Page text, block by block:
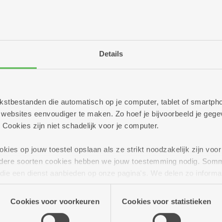
Details
die automatisch op je computer, tablet of
eenvoudiger te maken. Zo hoef je bijvoorbeeld je
zijn niet schadelijk voor je computer.
op jouw toestel opslaan als ze strikt noodzakelijk zijn
soorten cookies hebben we jouw toestemming nodig.
een dienst aanbieden op onze pagina's. We delen zo
onze site voor social media, advertenties en analyse. Deze
Cookies voor voorkeuren Cookies voor statistieken
de directie van
Het plechtige moment
een gratis stuk taart
zingt met